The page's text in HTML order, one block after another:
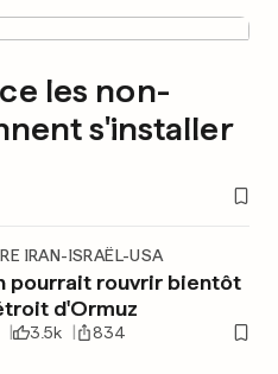
les non-
s'installer
IRAN-ISRAËL-USA
pourrait rouvrir bientôt
d'Ormuz
3.5k 834